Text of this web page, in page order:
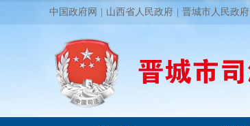
中国政府网 山西省人民政府 晋城市人民政府